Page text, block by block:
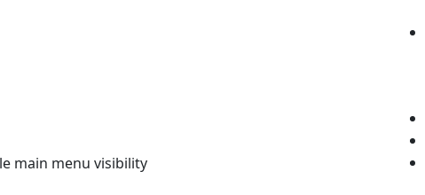
main menu visibility